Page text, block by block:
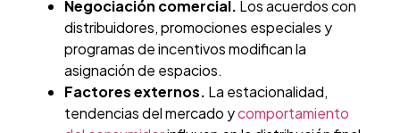
Negociación comercial. Los acuerdos con
distribuidores, promociones especiales y
programas de incentivos modifican la
asignación de espacios.
Factores externos. La estacionalidad,
tendencias del mercado ycomportamiento